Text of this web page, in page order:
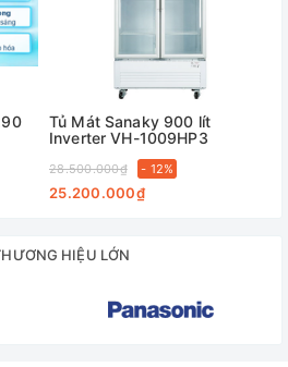
Tủ Mát Sanaky 900 lít
Inverter VH-1009HP3
28.500.000₫ - 12%
25.200.000₫
HIỆU LỚN